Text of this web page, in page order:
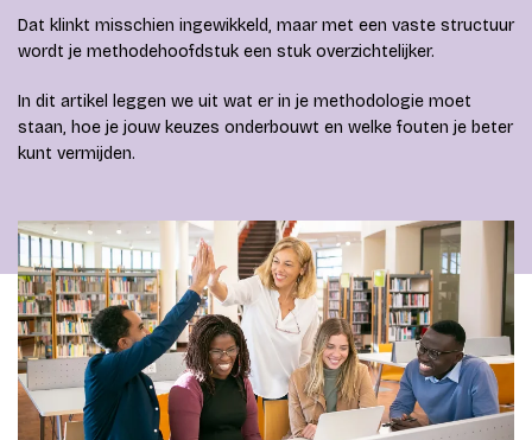
Dat klinkt misschien ingewikkeld, maar met een vaste structuur
wordt je methodehoofdstuk een stuk overzichtelijker.
In dit artikel leggen we uit wat er in je methodologie moet
staan, hoe je jouw keuzes onderbouwt en welke fouten je beter
kunt vermijden.